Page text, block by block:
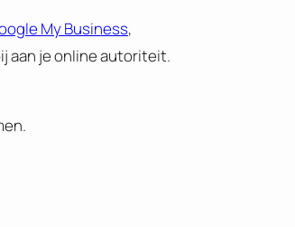
My Business,
aan je online autoriteit.